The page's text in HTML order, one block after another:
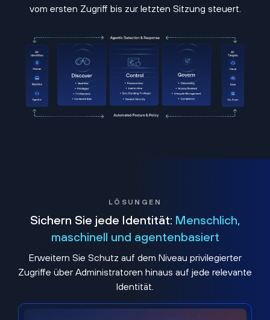
vom ersten Zugriff bis zur letzten Sitzung steuert.
LÖSUNGEN
Sichern Sie jede Identität: Menschlich,
maschinell und agentenbasiert
Erweitern Sie Schutz auf dem Niveau privilegierter
Zugriffe über Administratoren hinaus auf jede relevante
Identität.